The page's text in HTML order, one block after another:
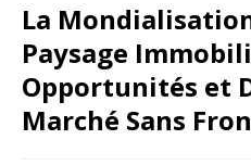
La
Paysage
Opportunités et
Marché Sans